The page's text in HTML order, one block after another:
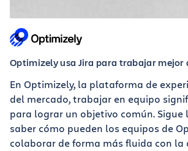
Optimizely usa Jira para trabajar mejor
En Optimizely, la plataforma de
del mercado, trabajar en equipo
para lograr un objetivo común. Sigue
saber cómo pueden los equipos de
colaborar de forma más fluida con la